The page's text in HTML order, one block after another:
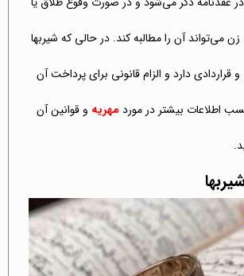
زن می‌تواند آن را مطالبه کند. در حالی که شیربها
دارد و الزام قانونی برای پرداخت آن
اطلاعات بیشتر در مورد مهریه و قوانین آن